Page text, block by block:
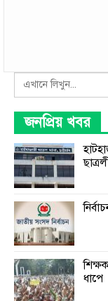
Search
জনপ্রিয় খবর
ধাপে